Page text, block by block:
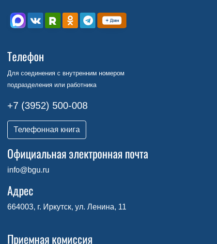
Телефон
Для соединения с внутренним номером
подразделения или работника
+7 (3952) 500-008
Телефонная книга
Официальная электронная почта
info@bgu.ru
Адрес
664003, г. Иркутск, ул. Ленина, 11
Приемная комиссия